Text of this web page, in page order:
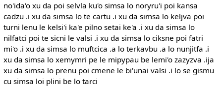
no'ida'o xu da poi selvla ku'o simsa lo noryru'i poi kansa
cadzu .i xu da simsa lo te cartu .i xu da simsa lo keljva poi
turni lenu le kelsi'i ka'e pilno setai ke'a .i xu da simsa lo
nilfatci poi te sicni le valsi .i xu da simsa lo ciksne poi fatri
mi'o .i xu da simsa lo muftcica .a lo terkavbu .a lo nunjitfa .i
xu da simsa lo xemymri pe le mipypau be lemi'o zazyzva .ija
xu da simsa lo prenu poi cmene le bi'unai valsi .i lo se gismu
cu simsa loi plini be lo tarci